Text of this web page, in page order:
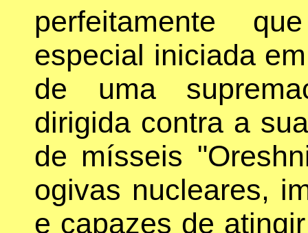
perfeitamente
especial iniciada
de uma
dirigida contra a
de mísseis
ogivas nucleares,
e capazes de